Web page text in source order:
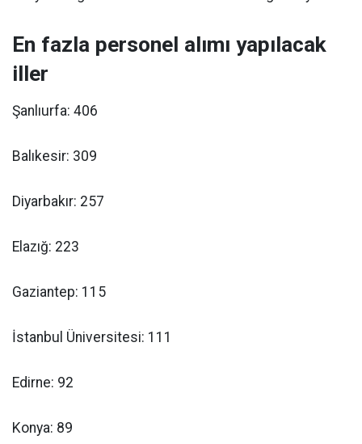
En fazla personel alımı yapılacak
iller
Şanlıurfa: 406
Balıkesir: 309
Diyarbakır: 257
Elazığ: 223
Gaziantep: 115
İstanbul Üniversitesi: 111
Edirne: 92
Konya: 89